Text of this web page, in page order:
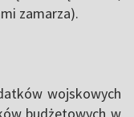
zamarza).
wojskowych
budżetowych w